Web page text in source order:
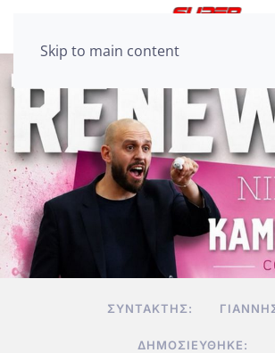
Skip to main content
ΣΥΝΤΆΚΤΗΣ:
ΔΗΜΟΣΙΕΎΘΗΚΕ: